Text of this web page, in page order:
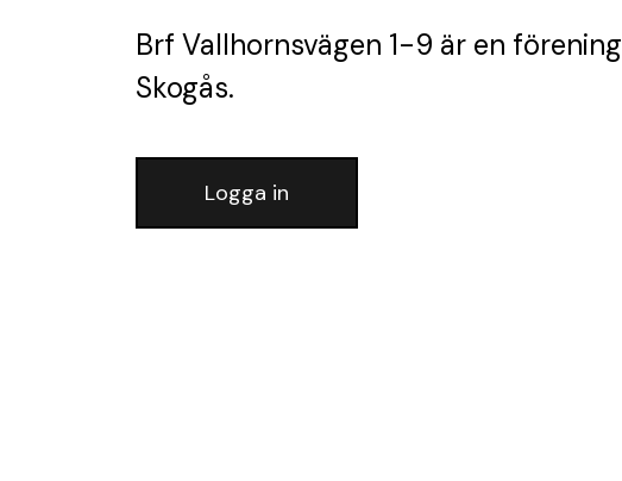
Brf Vallhornsvägen 1-9 är en förening
Skogås.
Logga in